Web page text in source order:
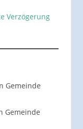
Verzögerung
Gemeinde
Gemeinde